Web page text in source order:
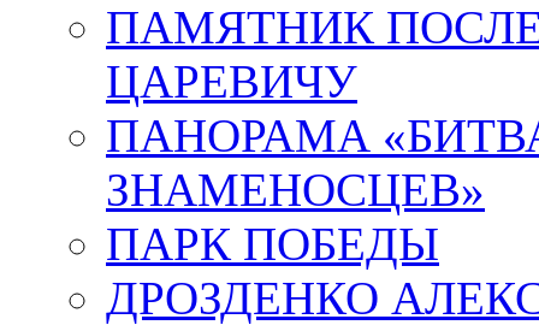
ПАМЯТНИК
ЦАРЕВИЧУ
ПАНОРАМА
ЗНАМЕНОСЦЕВ»
ПАРК ПОБЕДЫ
ДРОЗДЕНКО